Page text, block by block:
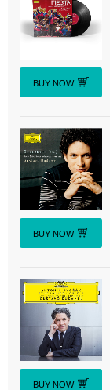
BUY NOW
BUY NOW
BUY NOW